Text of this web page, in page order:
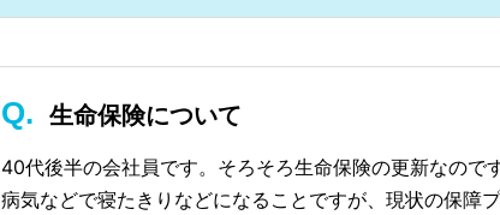
生命保険について
40代後半の会社員です。そろそろ生命保険の更新なので
病気などで寝たきりなどになることですが、現状の保障